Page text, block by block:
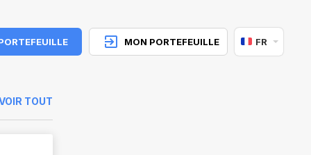
MON PORTEFEUILLE FR
TOUT